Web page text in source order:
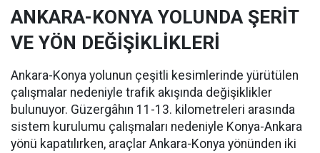
ANKARA-KONYA YOLUNDA ŞERİT
VE YÖN DEĞİŞİKLİKLERİ
Ankara-Konya yolunun çeşitli kesimlerinde yürütülen
çalışmalar nedeniyle trafik akışında değişiklikler
bulunuyor. Güzergâhın 11-13. kilometreleri arasında
sistem kurulumu çalışmaları nedeniyle Konya-Ankara
yönü kapatılırken, araçlar Ankara-Konya yönünden iki